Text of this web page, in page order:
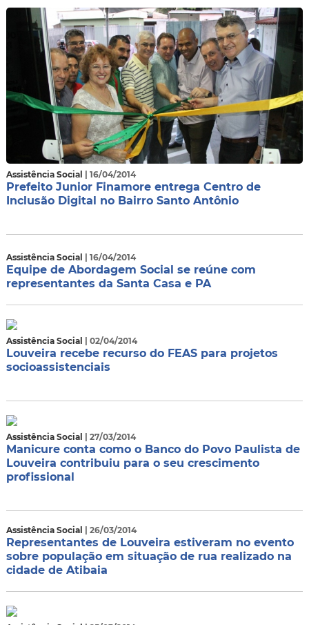
Assistência Social | 16/04/2014
Prefeito Junior Finamore entrega Centro de
Inclusão Digital no Bairro Santo Antônio
Assistência Social | 16/04/2014
Equipe de Abordagem Social se reúne com
representantes da Santa Casa e PA
Assistência Social | 02/04/2014
Louveira recebe recurso do FEAS para projetos
socioassistenciais
Assistência Social | 27/03/2014
Manicure conta como o Banco do Povo Paulista de
Louveira contribuiu para o seu crescimento
profissional
Assistência Social | 26/03/2014
Representantes de Louveira estiveram no evento
sobre população em situação de rua realizado na
cidade de Atibaia